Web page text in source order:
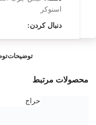
اسنوکر
دنبال کردن:
توضیحات
محصولات مرتبط
حراج